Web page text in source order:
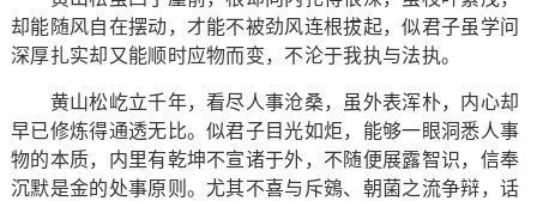
却能随风自在摆动，才能不被劲风连根拔起，似君子虽学问
深厚扎实却又能顺时应物而变，不沦于我执与法执。
黄山松屹立千年，看尽人事沧桑，虽外表浑朴，内心却
早已修炼得通透无比。似君子目光如炬，能够一眼洞悉人事
物的本质，内里有乾坤不宣诸于外，不随便展露智识，信奉
沉默是金的处事原则。尤其不喜与斥鴳、朝菌之流争辩，话